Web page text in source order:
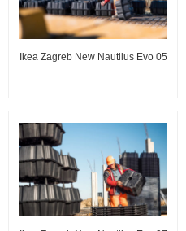
Ikea Zagreb New Nautilus Evo 05